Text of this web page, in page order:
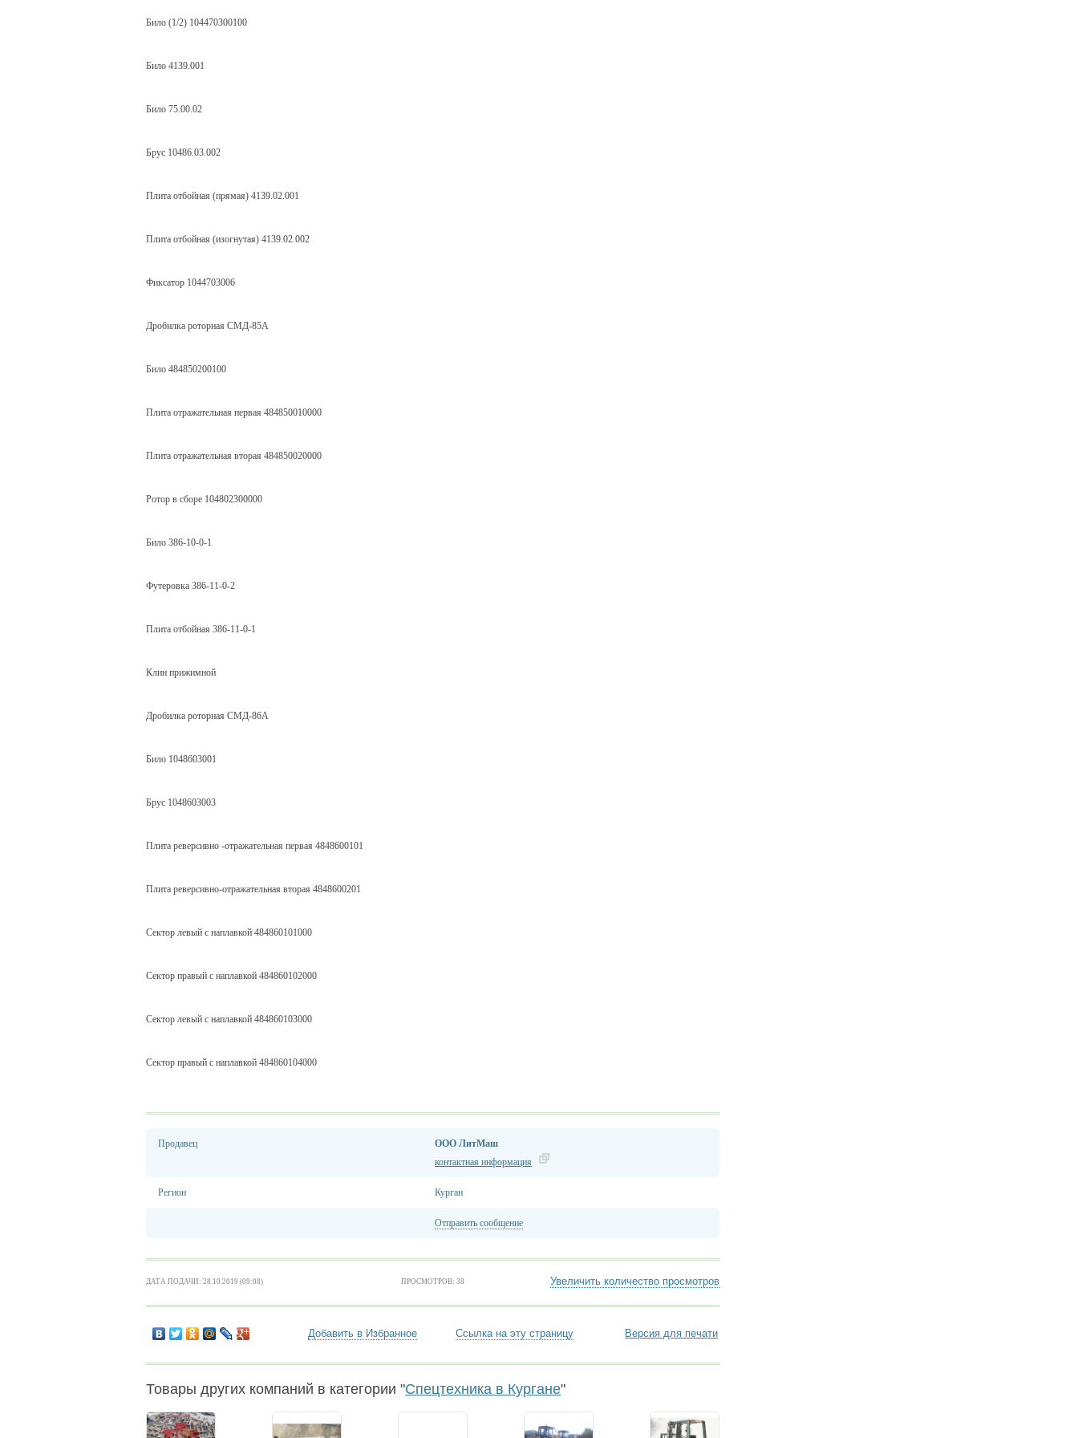
Било (1/2) 104470300100
Било 4139.001
Било 75.00.02
Брус 10486.03.002
Плита отбойная (прямая) 4139.02.001
Плита отбойная (изогнутая) 4139.02.002
Фиксатор 1044703006
Дробилка роторная СМД-85А
Било 484850200100
Плита отражательная первая 484850010000
Плита отражательная вторая 484850020000
Ротор в сборе 104802300000
Било 386-10-0-1
Футеровка 386-11-0-2
Плита отбойная 386-11-0-1
Клин прижимной
Дробилка роторная СМД-86А
Било 1048603001
Брус 1048603003
Плита реверсивно -отражательная первая 4848600101
Плита реверсивно-отражательная вторая 4848600201
Сектор левый с наплавкой 484860101000
Сектор правый с наплавкой 484860102000
Сектор левый с наплавкой 484860103000
Сектор правый с наплавкой 484860104000
Продавец
ООО ЛитМаш
контактная информация
Регион Курган
Отправить сообщение
ДАТА ПОДАЧИ: 28.10.2019 (09:08) ПРОСМОТРОВ: 38 Увеличить количество просмотров
Добавить в Избранное Ссылка на эту страницу Версия для печати
Товары других компаний в категории "Спецтехника в Кургане"